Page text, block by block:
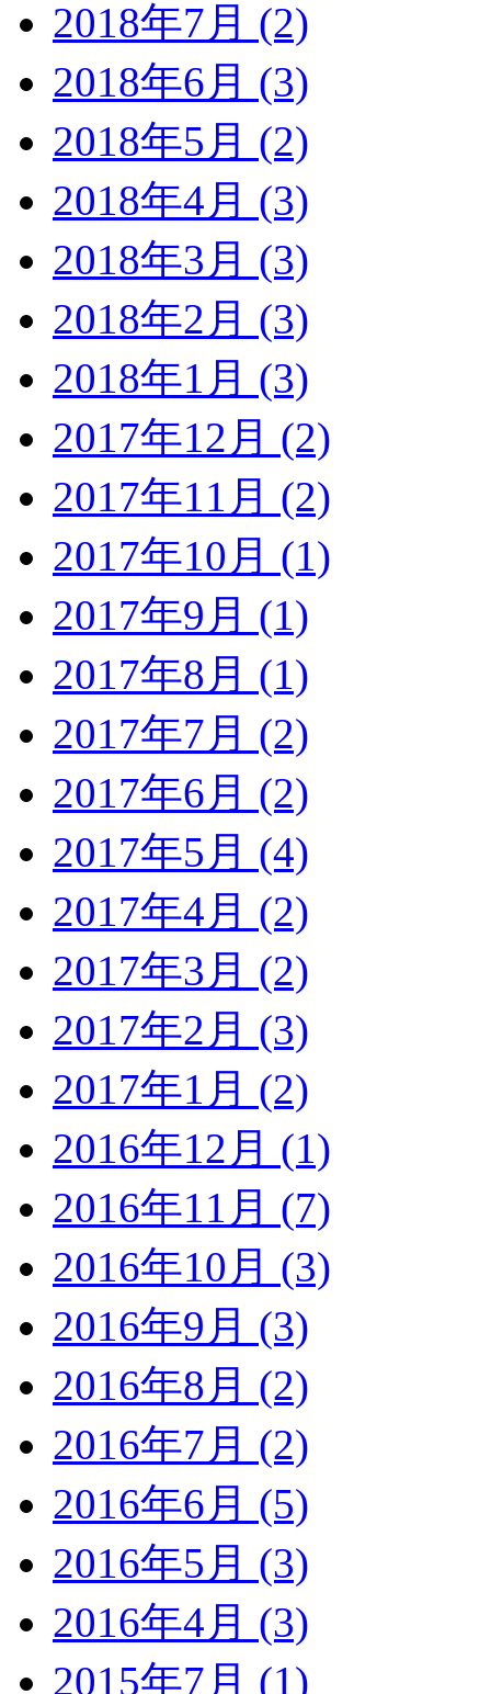
2018年7月 (2)
2018年6月 (3)
2018年5月 (2)
2018年4月 (3)
2018年3月 (3)
2018年2月 (3)
2018年1月 (3)
2017年12月 (2)
2017年11月 (2)
2017年10月 (1)
2017年9月 (1)
2017年8月 (1)
2017年7月 (2)
2017年6月 (2)
2017年5月 (4)
2017年4月 (2)
2017年3月 (2)
2017年2月 (3)
2017年1月 (2)
2016年12月 (1)
2016年11月 (7)
2016年10月 (3)
2016年9月 (3)
2016年8月 (2)
2016年7月 (2)
2016年6月 (5)
2016年5月 (3)
2016年4月 (3)
2015年7月 (1)